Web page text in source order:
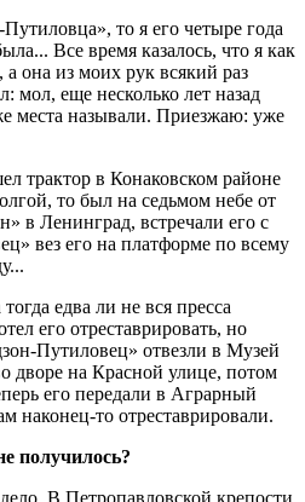
то я его четыре года
Все время казалось, что я как
а она из моих рук всякий раз
мол, еще несколько лет назад
места называли. Приезжаю: уже
трактор в Конаковском районе
то был на седьмом небе от
в Ленинград, встречали его с
вез его на платформе по всему
едва ли не вся пресса
его отреставрировать, но
Путиловец» отвезли в Музей
дворе на Красной улице, потом
его передали в Аграрный
наконец-то отреставрировали.
получилось?